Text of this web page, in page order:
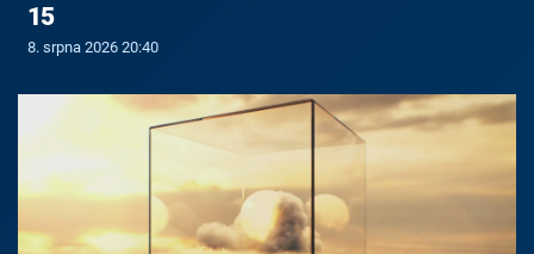
15
8. srpna 2026 20:40